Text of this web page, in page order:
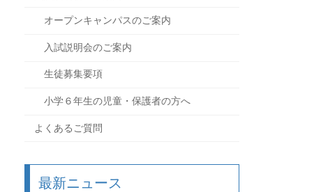
オープンキャンパスのご案内
入試説明会のご案内
生徒募集要項
小学６年生の児童・保護者の方へ
よくあるご質問
最新ニュース